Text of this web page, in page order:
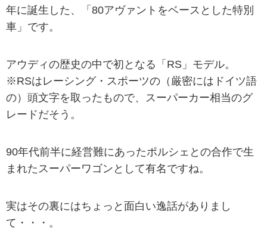
年に誕生した、「80アヴァントをベースとした特別
車」です。
アウディの歴史の中で初となる「RS」モデル。
※RSはレーシング・スポーツの（厳密にはドイツ語
の）頭文字を取ったもので、スーパーカー相当のグ
レードだそう。
90年代前半に経営難にあったポルシェとの合作で生
まれたスーパーワゴンとして有名ですね。
実はその裏にはちょっと面白い逸話がありまし
て・・・。